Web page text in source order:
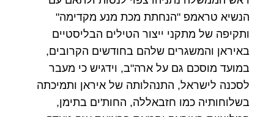
הנשיא טראמפ "הנחתת מכת מנע מקדימה"
ותקיפה של מתקני ייצור הטילים הבליסטיים
באיראן והמשגרים שלהם בחודשים הקרובים,
במועד מוסכם גם על ארה"ב, וידגיש כי מעבר
לסכנה לישראל, התנהלותה של איראן ותמיכתה
בשלוחותיה כמו חזבאללה, החות'ים בתימן,